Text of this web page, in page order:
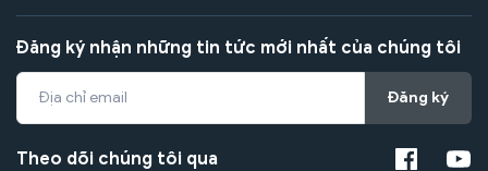
Đăng ký nhận những tin tức mới nhất của chúng tôi
Đăng ký
Theo dõi chúng tôi qua